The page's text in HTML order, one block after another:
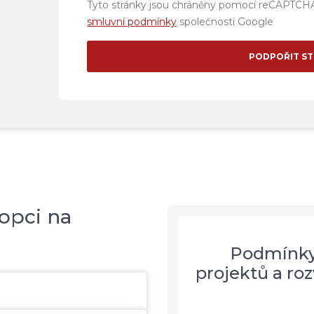
Tyto stránky jsou chráněny pomocí
smluvní podmínky společnosti Google
PODPOŘIT
na
projektů a